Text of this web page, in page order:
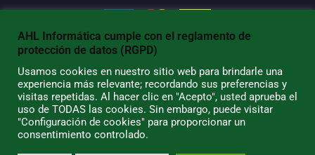
AHL Informática cumple con el reglamento de
protección de datos (RGPD)
Usamos cookies en nuestro sitio web para brindarle una
experiencia más relevante; recordando sus preferencias y
visitas repetidas. Al hacer clic en "Acepto", usted aprueba el
uso de TODAS las cookies. Sin embargo, puede visitar
"Configuración de cookies" para proporcionar un
consentimiento controlado.